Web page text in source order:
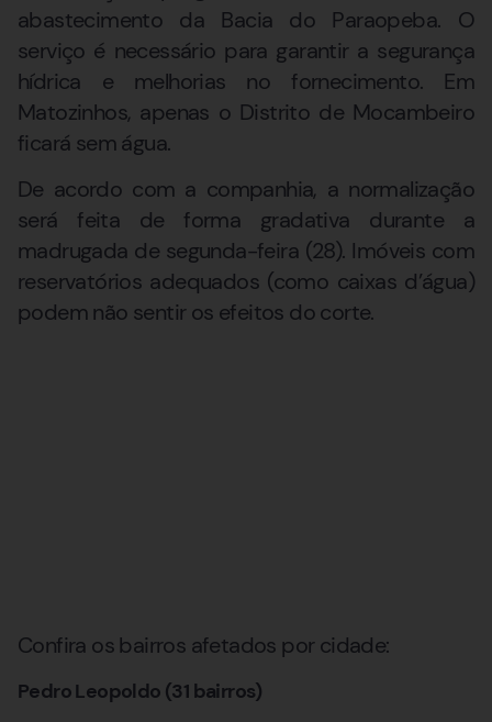
abastecimento da Bacia do Paraopeba. O
serviço é necessário para garantir a segurança
hídrica e melhorias no fornecimento. Em
Matozinhos, apenas o Distrito de Mocambeiro
ficará sem água.
De acordo com a companhia, a normalização
será feita de forma gradativa durante a
madrugada de segunda-feira (28). Imóveis com
reservatórios adequados (como caixas d’água)
podem não sentir os efeitos do corte.
Confira os bairros afetados por cidade:
Pedro Leopoldo (31 bairros)